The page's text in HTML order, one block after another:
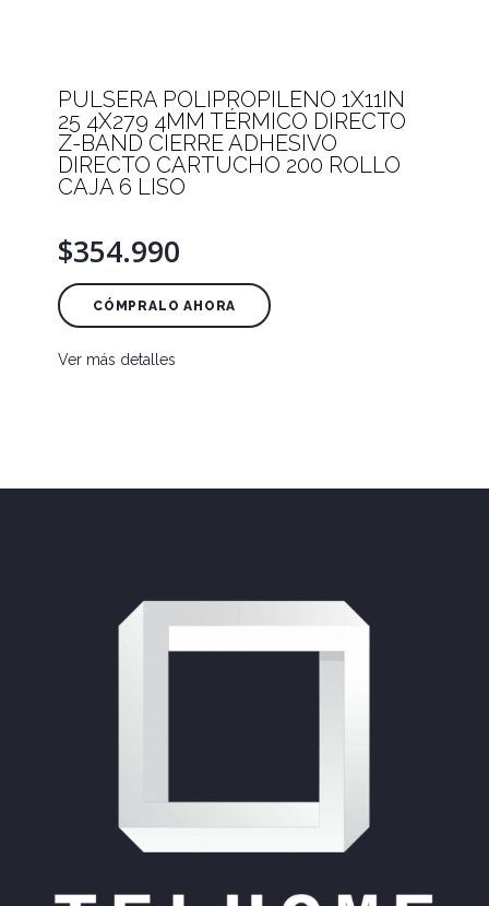
PULSERA POLIPROPILENO 1X11IN
25 4X279 4MM TÉRMICO DIRECTO
Z-BAND CIERRE ADHESIVO
DIRECTO CARTUCHO 200 ROLLO
CAJA 6 LISO
$354.990
CÓMPRALO AHORA
Ver más detalles